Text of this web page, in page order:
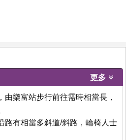
更多
由樂富站步行前往需時相當長，
路有相當多斜道/斜路，輪椅人士